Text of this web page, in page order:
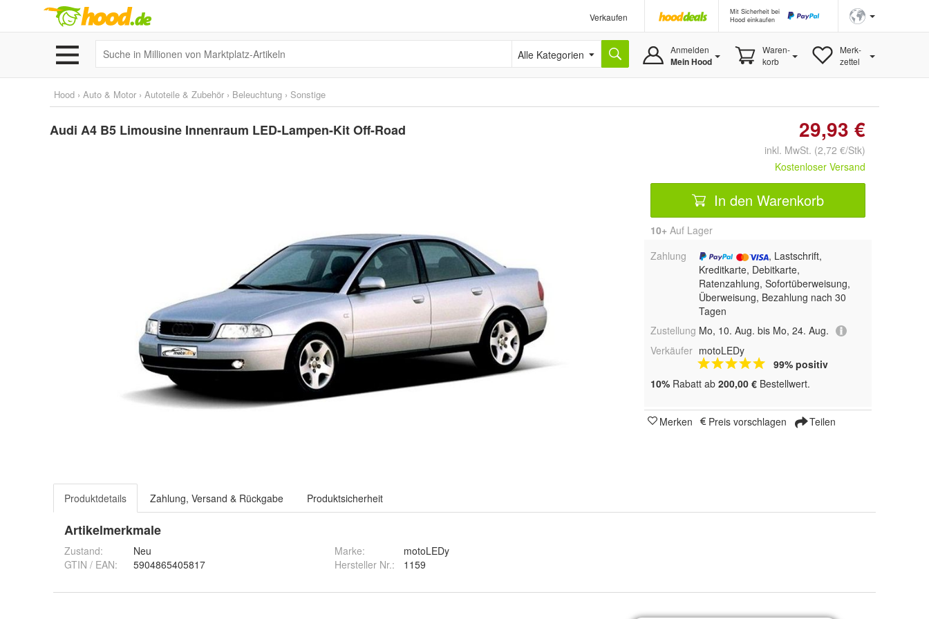
Verkaufen
Mit Sicherheit bei
Hood einkaufen
Alle Kategorien Anmelden
Mein Hood
Waren-
korb
Merk-
zettel
Hood › Auto & Motor › Autoteile & Zubehör › Beleuchtung › Sonstige
Audi A4 B5 Limousine Innenraum LED-Lampen-Kit Off-Road 29,93 €
inkl. MwSt. (2,72 €/Stk)
Kostenloser Versand
In den Warenkorb
10+ Auf Lager
Zahlung
, Lastschrift,
Kreditkarte, Debitkarte,
Ratenzahlung, Sofortüberweisung,
Überweisung, Bezahlung nach 30
Tagen
Zustellung Mo, 10. Aug. bis Mo, 24. Aug.
Verkäufer motoLEDy
99% positiv
10% Rabatt ab 200,00 € Bestellwert.
Merken Preis vorschlagen Teilen
Produktdetails Zahlung, Versand & Rückgabe Produktsicherheit
Artikelmerkmale
Zustand:
Neu
GTIN / EAN:
5904865405817
Marke:
motoLEDy
Hersteller Nr.:
1159